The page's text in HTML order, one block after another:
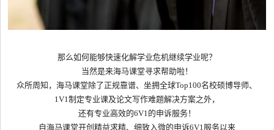
那么如何能够快速化解学业危机继续学业呢？
当然是来海马课堂寻求帮助啦！
众所周知，海马课堂除了正规靠谱、坐拥全球Top100名校硕博导师、
1V1制定专业课及论文写作难题解决方案之外，
还有专业高效的6V1的申诉服务！
自海马课堂开创精益求精、细致入微的申诉6V1服务以来